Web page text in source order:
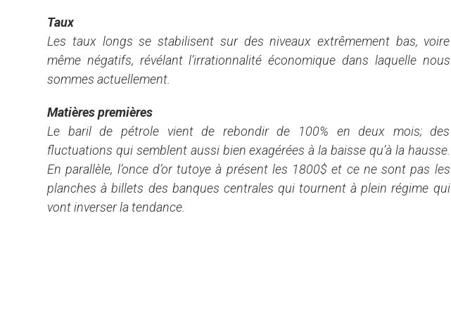
Taux
Les taux longs se stabilisent sur des niveaux extrêmement bas, voire
même négatifs, révélant l’irrationnalité économique dans laquelle nous
sommes actuellement.
Matières premières
Le baril de pétrole vient de rebondir de 100% en deux mois; des
fluctuations qui semblent aussi bien exagérées à la baisse qu’à la hausse.
En parallèle, l’once d’or tutoye à présent les 1800$ et ce ne sont pas les
planches à billets des banques centrales qui tournent à plein régime qui
vont inverser la tendance.